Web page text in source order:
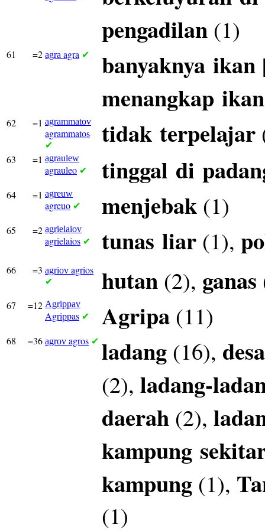
pengadilan (1)
61 =2 agra agra ✔ banyaknya ikan
menangkap ikan
62 =1 agrammatov
agrammatos
✔ tidak terpelajar
63 =1 agraulew
agrauleo ✔ tinggal di
64 =1 agreuw
agreuo ✔ menjebak (1)
65 =2 agrielaiov
agrielaios ✔ tunas liar (1),
66 =3 agriov agrios
✔ hutan (2), ganas
67 =12 Agrippav
Agrippas ✔ Agripa (11)
68 =36 agrov agros ✔ ladang (16), desa
(2), ladang-
daerah (2),
kampung
kampung (1),
(1)